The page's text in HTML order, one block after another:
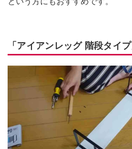
「アイアンレッグ 階段タイ